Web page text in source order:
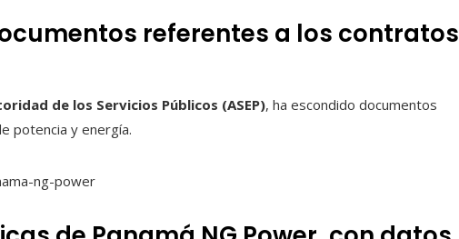
referentes a los contratos
de los Servicios Públicos (ASEP), ha escondido documentos
potencia y energía.